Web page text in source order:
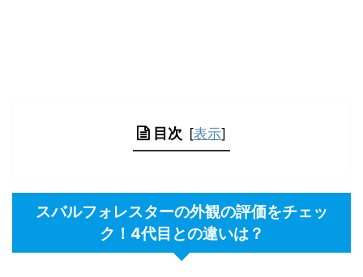
目次 [表示]
スバルフォレスターの外観の評価をチェッ
ク！4代目との違いは？